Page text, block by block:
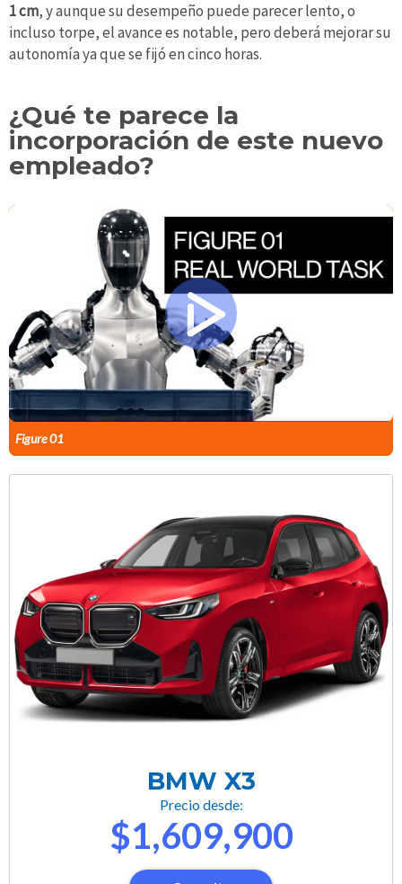
1 cm, y aunque su desempeño puede parecer lento, o
incluso torpe, el avance es notable, pero deberá mejorar su
autonomía ya que se fijó en cinco horas.
¿Qué te parece la
incorporación de este nuevo
empleado?
Figure 01
BMW X3
Precio desde:
$1,609,900